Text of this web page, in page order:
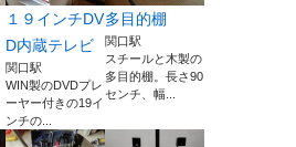
１９インチDV
D内蔵テレビ
関口駅
WIN製のDVDプレ
ーヤー付きの19イ
ンチの...
多目的棚
関口駅
スチールと木製の
多目的棚。長さ90
センチ、幅...